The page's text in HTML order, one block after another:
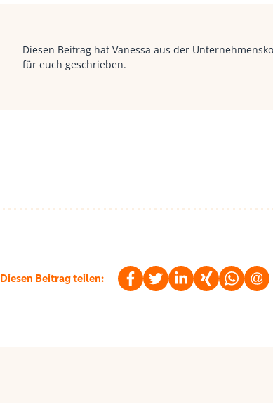
Diesen Beitrag hat Vanessa aus der
für euch geschrieben.
Diesen Beitrag teilen: